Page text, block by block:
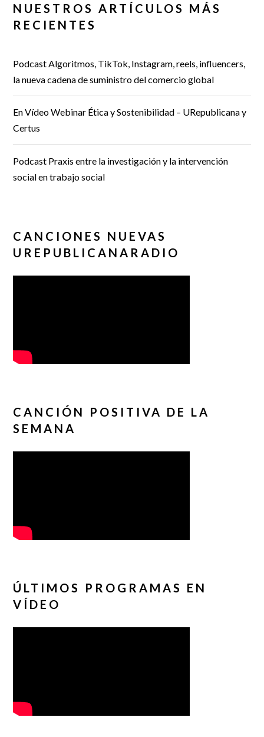
NUESTROS ARTÍCULOS MÁS
RECIENTES
Podcast Algoritmos, TikTok, Instagram, reels, influencers,
la nueva cadena de suministro del comercio global
En Vídeo Webinar Ética y Sostenibilidad – URepublicana y
Certus
Podcast Praxis entre la investigación y la intervención
social en trabajo social
CANCIONES NUEVAS
UREPUBLICANARADIO
CANCIÓN POSITIVA DE LA
SEMANA
ÚLTIMOS PROGRAMAS EN
VÍDEO